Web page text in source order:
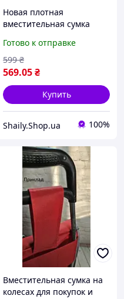
Новая плотная
вместительная сумка
Готово к отправке
569.05₴
599 ₴
Купить
Shaily.Shop.ua 100%
Вместительная сумка на
колесах для покупок и